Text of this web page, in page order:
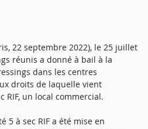
22 septembre 2022), le 25 juillet
réunis a donné à bail à la
dans les centres
droits de laquelle vient
RIF, un local commercial.
5 à sec RIF a été mise en